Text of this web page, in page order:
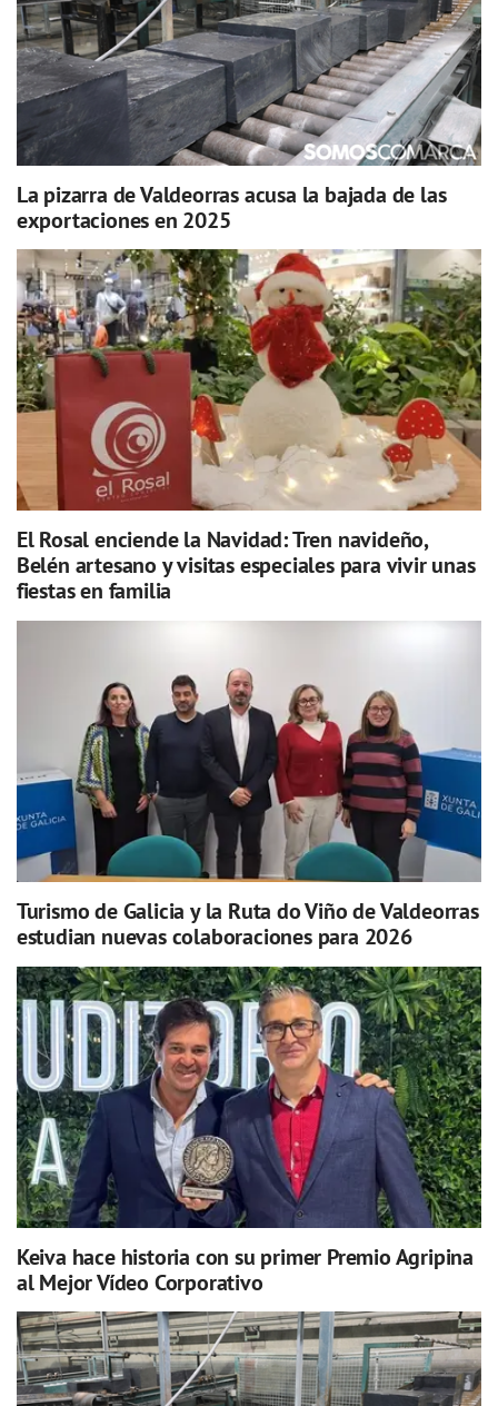
La pizarra de Valdeorras acusa la bajada de las
exportaciones en 2025
El Rosal enciende la Navidad: Tren navideño,
Belén artesano y visitas especiales para vivir unas
fiestas en familia
Turismo de Galicia y la Ruta do Viño de Valdeorras
estudian nuevas colaboraciones para 2026
Keiva hace historia con su primer Premio Agripina
al Mejor Vídeo Corporativo